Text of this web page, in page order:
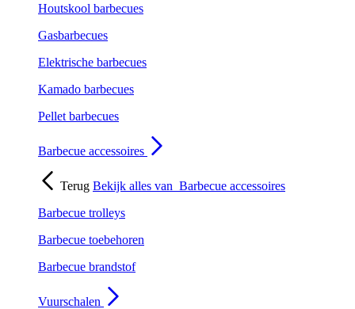
Houtskool barbecues
Gasbarbecues
Elektrische barbecues
Kamado barbecues
Pellet barbecues
Barbecue accessoires
Terug Bekijk alles van Barbecue accessoires
Barbecue trolleys
Barbecue toebehoren
Barbecue brandstof
Vuurschalen